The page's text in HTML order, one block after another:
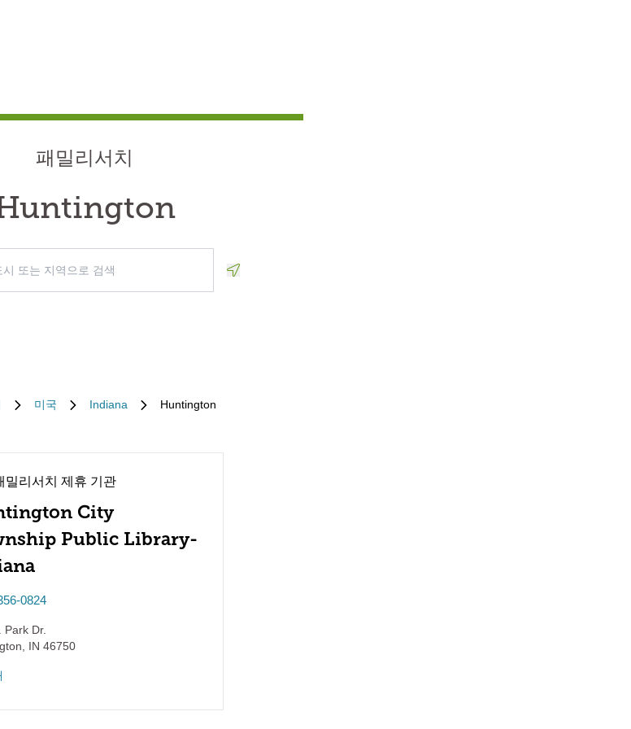
패밀리서치
미국 Indiana Huntington
밀리서치 제휴 기관
City
Public Library-
0824
Park Dr.
IN 46750